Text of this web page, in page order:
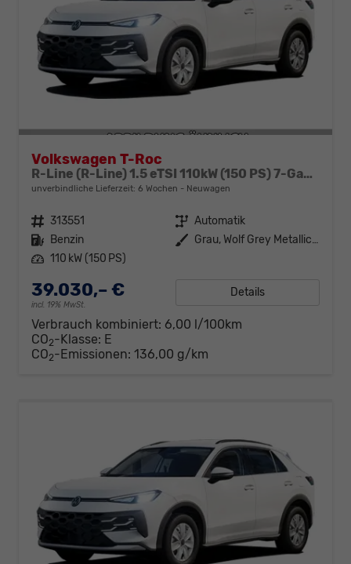
Volkswagen T-Roc
R-Line (R-Line) 1.5 eTSI 110kW (150 PS) 7-Gang-DSG
unverbindliche Lieferzeit: 6 Wochen Neuwagen
Fahrzeugnr. 313551 Getriebe Automatik
Kraftstoff Benzin Außenfarbe
Grau, Wolf Grey Metallic (A6)
Leistung 110 kW (150 PS)
39.030,– €
incl. 19% MwSt.
Details
Verbrauch kombiniert: 6,00 l/100km
CO2-Klasse: E
CO2-Emissionen: 136,00 g/km